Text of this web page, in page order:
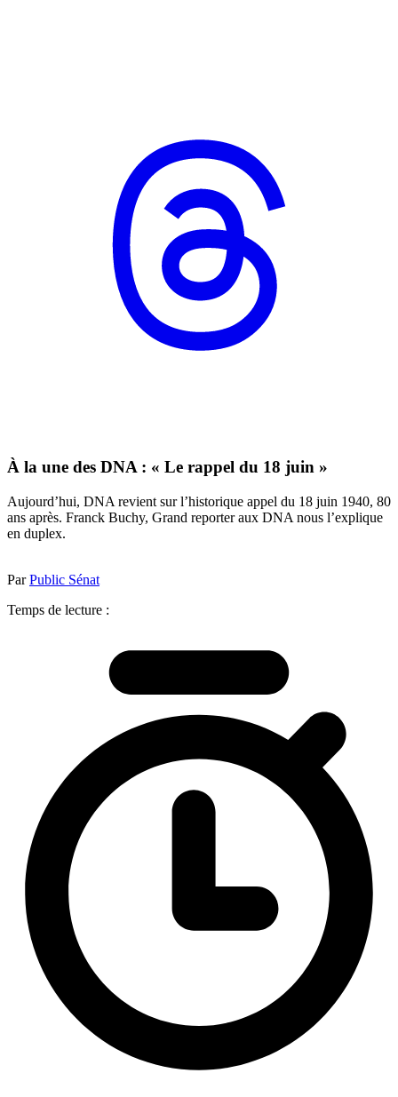
À la une des DNA : « Le rappel du 18 juin »
Aujourd’hui, DNA revient sur l’historique appel du 18 juin 1940, 80
ans après. Franck Buchy, Grand reporter aux DNA nous l’explique
en duplex.
ParPublic Sénat
Temps de lecture :